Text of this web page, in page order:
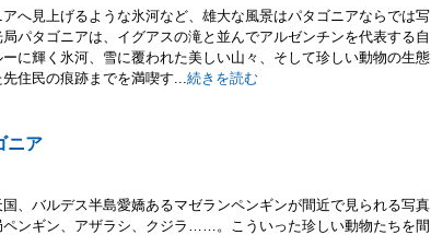
へ見上げるような氷河など、雄大な風景はパタゴニアならでは写
パタゴニアは、イグアスの滝と並んでアルゼンチンを代表する自
に輝く氷河、雪に覆われた美しい山々、そして珍しい動物の生態
住民の痕跡までを満喫す...続きを読む
ニア
、バルデス半島愛嬌あるマゼランペンギンが間近で見られる写真
ンギン、アザラシ、クジラ……。こういった珍しい動物たちを間